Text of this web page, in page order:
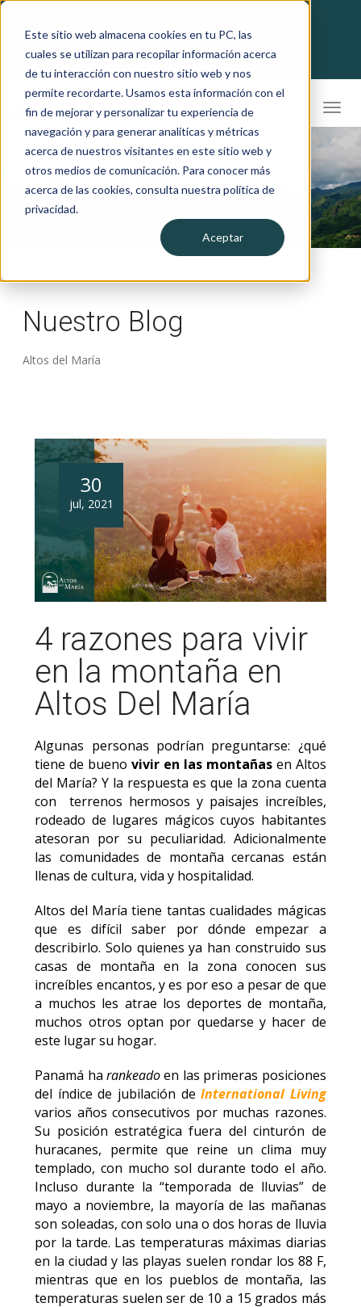
Este sitio web almacena cookies en tu PC, las
cuales se utilizan para recopilar información acerca
de tu interacción con nuestro sitio web y nos
permite recordarte. Usamos esta información con el
fin de mejorar y personalizar tu experiencia de
navegación y para generar analíticas y métricas
acerca de nuestros visitantes en este sitio web y
otros medios de comunicación. Para conocer más
acerca de las cookies, consulta nuestra política de
privacidad.
Aceptar
PUBLICACIONES
Nuestro Blog
Altos del María
30
jul, 2021
4 razones para vivir
en la montaña en
Altos Del María
Algunas personas podrían preguntarse: ¿qué
tiene de buenovivir en las montañasen Altos
del María? Y la respuesta es que la zona cuenta
con terrenos hermosos y paisajes increíbles,
rodeado de lugares mágicos cuyos habitantes
atesoran por su peculiaridad. Adicionalmente
las comunidades de montaña cercanas están
llenas de cultura, vida y hospitalidad.
Altos del María tiene tantas cualidades mágicas
que es difícil saber por dónde empezar a
describirlo. Solo quienes ya han construido sus
casas de montaña en la zona conocen sus
increíbles encantos, y es por eso a pesar de que
a muchos les atrae los deportes de montaña,
muchos otros optan por quedarse y hacer de
este lugar su hogar.
Panamá harankeadoen las primeras posiciones
del índice de jubilación deInternational Living
varios años consecutivos por muchas razones.
Su posición estratégica fuera del cinturón de
huracanes, permite que reine un clima muy
templado, con mucho sol durante todo el año.
Incluso durante la “temporada de lluvias” de
mayo a noviembre, la mayoría de las mañanas
son soleadas, con solo una o dos horas de lluvia
por la tarde. Las temperaturas máximas diarias
en la ciudad y las playas suelen rondar los 88 F,
mientras que en los pueblos de montaña, las
temperaturas suelen ser de 10 a 15 grados más